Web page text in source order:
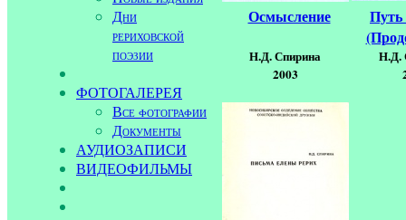
Дни
рериховской
поэзии
ФОТОГАЛЕРЕЯ
Все фотографии
Документы
АУДИОЗАПИСИ
ВИДЕОФИЛЬМЫ
Осмысление
Н.Д. Спирина
2003
Н.Д.